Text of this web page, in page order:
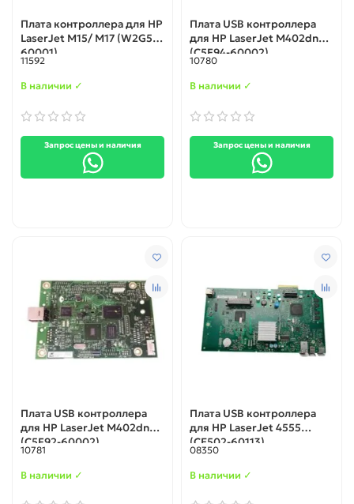
Плата контроллера для HP
LaserJet M15/ M17 (W2G50-
60001)
11592
В наличии ✓
Запрос цены и наличия
Плата USB контроллера
для HР LaserJet M402dn
(C5F94-60002)
10780
В наличии ✓
Запрос цены и наличия
Плата USB контроллера
для HР LaserJet M402dn
(C5F92-60002)
10781
В наличии ✓
Плата USB контроллера
для HР LaserJet 4555
(CE502-60113)
08350
В наличии ✓